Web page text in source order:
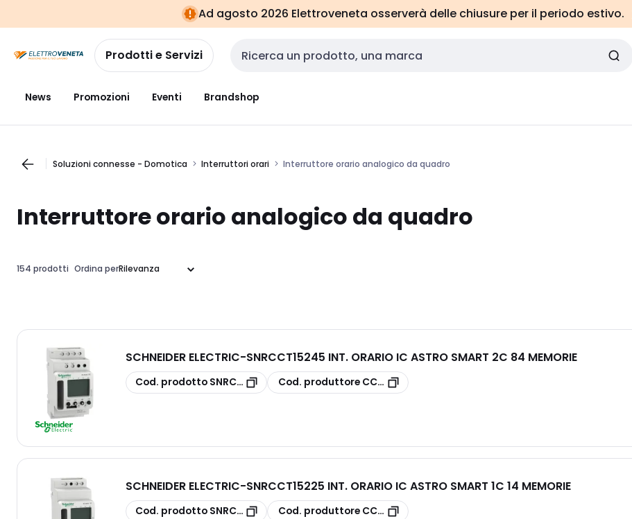
navigazionealla
pagina
Ad agosto 2026 Elettroveneta osserverà delle chiusure per il periodo estivo.
Prodotti e Servizi Cerca input
News Promozioni Eventi Brandshop
Soluzioni connesse - Domotica Interruttori orari Interruttore orario analogico da quadro
Interruttore orario analogico da quadro
154 prodotti Ordina per
SCHNEIDER ELECTRIC-SNRCCT15245 INT. ORARIO IC ASTRO SMART 2C 84 MEMORIE
copia
Cod. prodotto SNRCCT15245copia
Cod. produttore CCT15245
SCHNEIDER ELECTRIC-SNRCCT15225 INT. ORARIO IC ASTRO SMART 1C 14 MEMORIE
copia
Cod. prodotto SNRCCT15225copia
Cod. produttore CCT15225